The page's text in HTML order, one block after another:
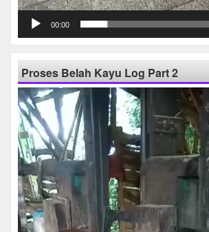
00:00
Proses Belah Kayu Log Part 2
Pemutar
Video